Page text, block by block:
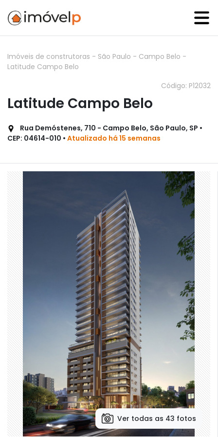
Imóveis de construtoras - São Paulo - Campo Belo -
Latitude Campo Belo
Código: P12032
Latitude Campo Belo
Rua Demóstenes, 710 - Campo Belo, São Paulo, SP •
CEP: 04614-010 • Atualizado há 15 semanas
Ver todas as 43 fotos